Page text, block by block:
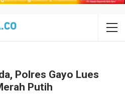
Polres Gayo Lues
Putih